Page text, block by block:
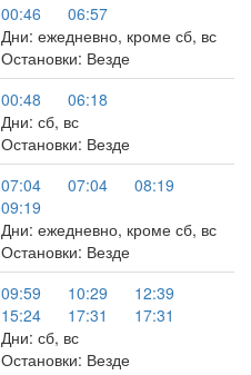
00:46
06:57
Дни: ежедневно, кроме сб, вс
Остановки: Везде
00:48
06:18
Дни: сб, вс
Остановки: Везде
07:04 07:04
08:19
09:19
Дни: ежедневно, кроме сб, вс
Остановки: Везде
09:59
10:29
12:39
15:24
17:31
17:31
Дни: сб, вс
Остановки: Везде